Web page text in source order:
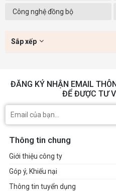
Công nghệ đồng bộ
Sắp xếp
ĐĂNG KÝ NHẬN EMAIL
ĐỂ ĐƯỢC TƯ
Thông tin chung
Giới thiệu công ty
Góp ý, Khiếu nại
Thông tin tuyển dụng